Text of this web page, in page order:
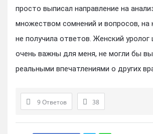
просто выписал направление на
множеством сомнений и вопросов, на
не получила ответов. Женский
очень важны для меня, не могли бы
реальными впечатлениями о других
9 Ответов 38